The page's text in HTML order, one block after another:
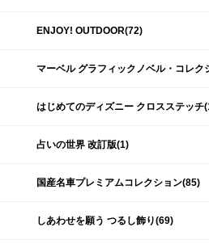
ENJOY! OUTDOOR(72)
マーベル グラフィックノベル・コレク
はじめてのディズニー クロスステッチ
占いの世界 改訂版(1)
国産名車プレミアムコレクション(85)
しあわせを願う つるし飾り(69)